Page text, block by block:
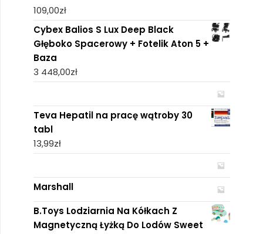
109,00zł
Cybex Balios S Lux Deep Black
Głęboko Spacerowy + Fotelik Aton 5 +
Baza
3 448,00zł
Teva Hepatil na pracę wątroby 30
tabl
13,99zł
Marshall
B.Toys Lodziarnia Na Kółkach Z
Magnetyczną Łyżką Do Lodów Sweet